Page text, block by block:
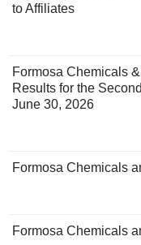
to Affiliates
Formosa Chemicals
Results for the
June 30, 2026
Formosa Chemicals
Formosa Chemicals